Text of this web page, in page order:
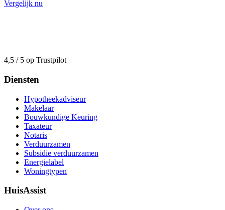
Vergelijk nu
4,5 / 5 op Trustpilot
Diensten
Hypotheekadviseur
Makelaar
Bouwkundige Keuring
Taxateur
Notaris
Verduurzamen
Subsidie verduurzamen
Energielabel
Woningtypen
HuisAssist